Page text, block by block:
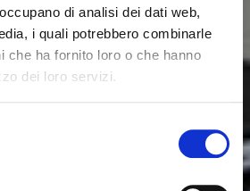
di analisi dei dati web,
i quali potrebbero combinarle
che ha fornito loro o che hanno
dei loro servizi.
browsing from Close